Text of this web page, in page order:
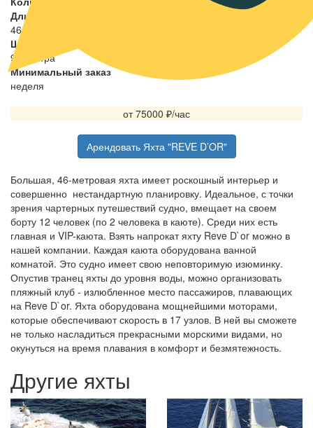
Количество кают
Длина
46 метров
Ширина
9.3 метра
Минимальный заказ
неделя
от 75000₽/час
Арендовать Яхта "REVE D’OR"
Большая, 46-метровая яхта имеет роскошный интерьер и
совершенно нестандартную планировку. Идеальное, с точки
зрения чартерных путешествий судно, вмещает на своем
борту 12 человек (по 2 человека в каюте). Среди них есть
главная и VIP-каюта. Взять напрокат яхту Reve D`or можно в
нашей компании. Каждая каюта оборудована ванной
комнатой. Это судно имеет свою неповторимую изюминку.
Опустив транец яхты до уровня воды, можно организовать
пляжный клуб - излюбленное место пассажиров, плавающих
на Reve D`or. Яхта оборудована мощнейшими моторами,
которые обеспечивают скорость в 17 узлов. В ней вы сможете
не только насладиться прекрасными морскими видами, но
окунуться на время плавания в комфорт и безмятежность.
Другие яхты